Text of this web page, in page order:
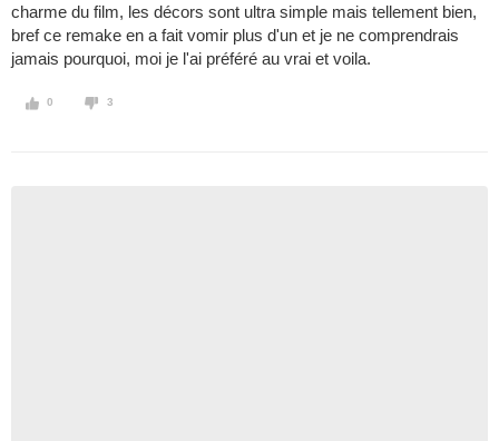
charme du film, les décors sont ultra simple mais tellement bien,
bref ce remake en a fait vomir plus d'un et je ne comprendrais
jamais pourquoi, moi je l'ai préféré au vrai et voila.
0 3